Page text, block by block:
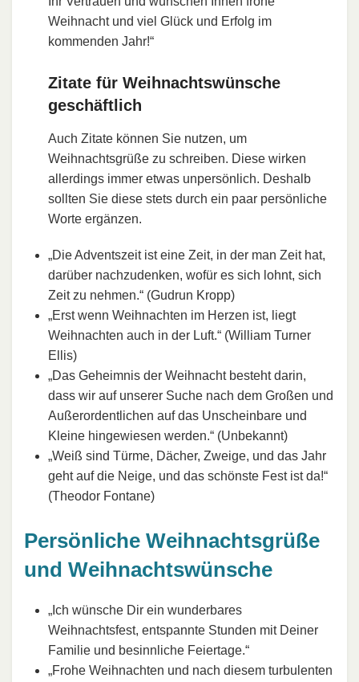
Weihnacht und viel Glück und Erfolg im
kommenden Jahr!“
Zitate für Weihnachtswünsche
geschäftlich
Auch Zitate können Sie nutzen, um
Weihnachtsgrüße zu schreiben. Diese wirken
allerdings immer etwas unpersönlich. Deshalb
sollten Sie diese stets durch ein paar persönliche
Worte ergänzen.
„Die Adventszeit ist eine Zeit, in der man Zeit hat,
darüber nachzudenken, wofür es sich lohnt, sich
Zeit zu nehmen.“ (Gudrun Kropp)
„Erst wenn Weihnachten im Herzen ist, liegt
Weihnachten auch in der Luft.“ (William Turner
Ellis)
„Das Geheimnis der Weihnacht besteht darin,
dass wir auf unserer Suche nach dem Großen und
Außerordentlichen auf das Unscheinbare und
Kleine hingewiesen werden.“ (Unbekannt)
„Weiß sind Türme, Dächer, Zweige, und das Jahr
geht auf die Neige, und das schönste Fest ist da!“
(Theodor Fontane)
Persönliche Weihnachtsgrüße
und Weihnachtswünsche
„Ich wünsche Dir ein wunderbares
Weihnachtsfest, entspannte Stunden mit Deiner
Familie und besinnliche Feiertage.“
„Frohe Weihnachten und nach diesem turbulenten